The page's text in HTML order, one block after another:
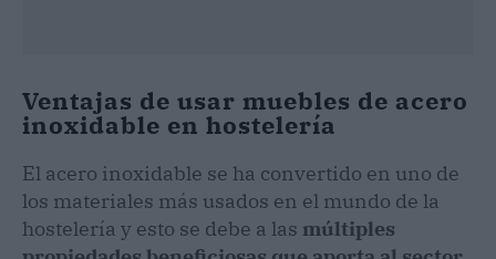
Ventajas de usar muebles de acero
inoxidable en hostelería
El acero inoxidable se ha convertido en uno de
los materiales más usados en el mundo de la
hostelería y esto se debe a las múltiples